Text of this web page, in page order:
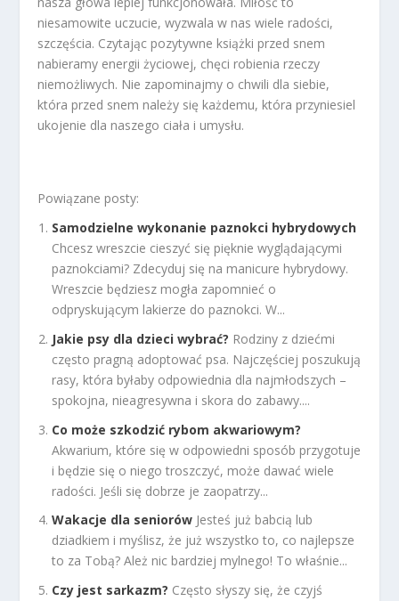
niesamowite uczucie, wyzwala w nas wiele radości,
szczęścia. Czytając pozytywne książki przed snem
nabieramy energii życiowej, chęci robienia rzeczy
niemożliwych. Nie zapominajmy o chwili dla siebie,
która przed snem należy się każdemu, która przyniesiel
ukojenie dla naszego ciała i umysłu.
Powiązane posty:
Samodzielne wykonanie paznokci hybrydowych
Chcesz wreszcie cieszyć się pięknie wyglądającymi
paznokciami? Zdecyduj się na manicure hybrydowy.
Wreszcie będziesz mogła zapomnieć o
odpryskującym lakierze do paznokci. W...
Jakie psy dla dzieci wybrać? Rodziny z dziećmi
często pragną adoptować psa. Najczęściej poszukują
rasy, która byłaby odpowiednia dla najmłodszych –
spokojna, nieagresywna i skora do zabawy....
Co może szkodzić rybom akwariowym?
Akwarium, które się w odpowiedni sposób przygotuje
i będzie się o niego troszczyć, może dawać wiele
radości. Jeśli się dobrze je zaopatrzy...
Wakacje dla seniorów Jesteś już babcią lub
dziadkiem i myślisz, że już wszystko to, co najlepsze
to za Tobą? Ależ nic bardziej mylnego! To właśnie...
Czy jest sarkazm? Często słyszy się, że czyjś